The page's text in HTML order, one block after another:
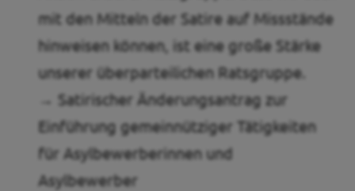
mit den Mitteln der Satire auf Missstände
hinweisen können, ist eine große Stärke
unserer überparteilichen Ratsgruppe.
→ Satirischer Änderungsantrag zur
Einführung gemeinnütziger Tätigkeiten
für Asylbewerberinnen und
Asylbewerber